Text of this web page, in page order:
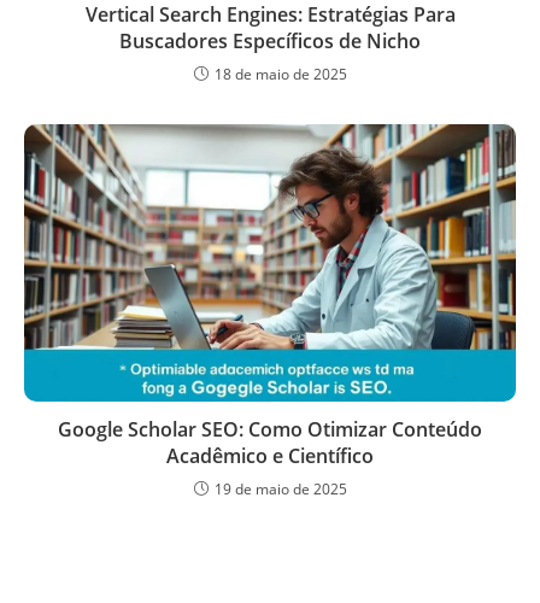
Vertical Search Engines: Estratégias Para
Buscadores Específicos de Nicho
18 de maio de 2025
Google Scholar SEO: Como Otimizar Conteúdo
Acadêmico e Científico
19 de maio de 2025